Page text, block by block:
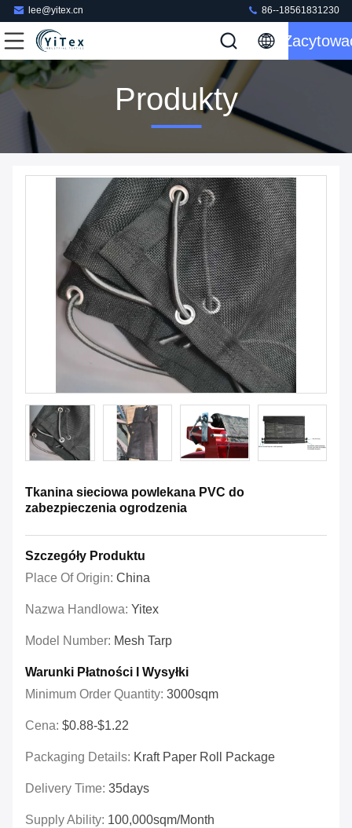
lee@yitex.cn 86--18561831230
Produkty
Tkanina sieciowa powlekana PVC do
zabezpieczenia ogrodzenia
Szczegóły Produktu
Place Of Origin: China
Nazwa Handlowa: Yitex
Model Number: Mesh Tarp
Warunki Płatności I Wysyłki
Minimum Order Quantity: 3000sqm
Cena: $0.88-$1.22
Packaging Details: Kraft Paper Roll Package
Delivery Time: 35days
Supply Ability: 100,000sqm/month